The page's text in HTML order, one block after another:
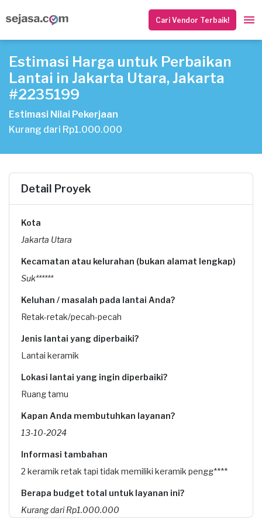
Cari Vendor Terbaik!
Estimasi Harga untuk Perbaikan
Lantai in Jakarta Utara, Jakarta
#2235199
Estimasi Nilai Pekerjaan
Kurang dari Rp1.000.000
Detail Proyek
Kota
Jakarta Utara
Kecamatan atau kelurahan (bukan alamat lengkap)
Suk******
Keluhan / masalah pada lantai Anda?
Retak-retak/pecah-pecah
Jenis lantai yang diperbaiki?
Lantai keramik
Lokasi lantai yang ingin diperbaiki?
Ruang tamu
Kapan Anda membutuhkan layanan?
13-10-2024
Informasi tambahan
2 keramik retak tapi tidak memiliki keramik pengg****
Berapa budget total untuk layanan ini?
Kurang dari Rp1.000.000